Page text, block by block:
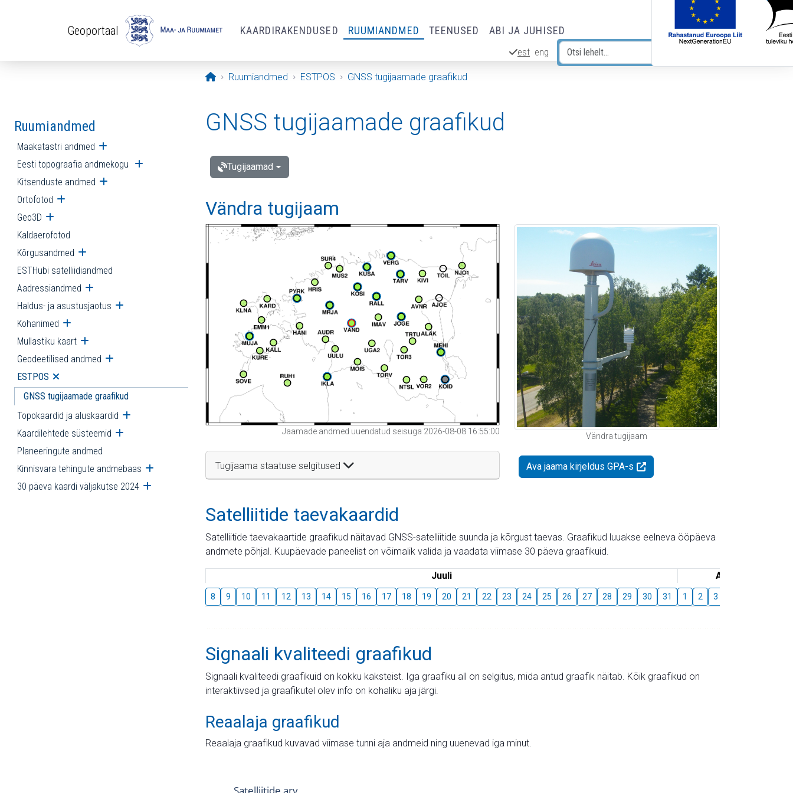
Geoportaal KAARDIRAKENDUSED RUUMIANDMED TEENUSED ABI JA JUHISED
est eng
Avaleht
Ruumiandmed ESTPOS GNSS tugijaamade graafikud
Ruumiandmed
Maakatastri andmed Ava alammenüü
Eesti topograafia andmekogu Ava alammenüü
Kitsenduste andmed Ava alammenüü
Ortofotod Ava alammenüü
Geo3D Ava alammenüü
Kaldaerofotod
Kõrgusandmed Ava alammenüü
ESTHubi satelliidiandmed
Aadressiandmed Ava alammenüü
Haldus- ja asustusjaotus Ava alammenüü
Kohanimed Ava alammenüü
Mullastiku kaart Ava alammenüü
Geodeetilised andmed Ava alammenüü
ESTPOS Ava alammenüü
GNSS tugijaamade graafikud
Topokaardid ja aluskaardid Ava alammenüü
Kaardilehtede süsteemid Ava alammenüü
Planeeringute andmed
Kinnisvara tehingute andmebaas Ava alammenüü
30 päeva kaardi väljakutse 2024 Ava alammenüü
GNSS tugijaamade graafikud
Tugijaamad
Vändra tugijaam
Jaamade andmed uuendatud seisuga 2026-08-08 16:55:00
Tugijaama staatuse selgitused
Vändra tugijaam
Ava jaama kirjeldus GPA-s
Satelliitide taevakaardid
Satelliitide taevakaartide graafikud näitavad GNSS-satelliitide suunda ja kõrgust taevas. Graafikud luuakse eelneva ööpäeva
andmete põhjal. Kuupäevade paneelist on võimalik valida ja vaadata viimase 30 päeva graafikuid.
Juuli August
8 9 10 11 12 13 14 15 16 17 18 19 20 21 22 23 24 25 26 27 28 29 30 31 1 2 3
Signaali kvaliteedi graafikud
Signaali kvaliteedi graafikuid on kokku kaksteist. Iga graafiku all on selgitus, mida antud graafik näitab. Kõik graafikud on
interaktiivsed ja graafikutel olev info on kohaliku aja järgi.
Reaalaja graafikud
Reaalaja graafikud kuvavad viimase tunni aja andmeid ning uuenevad iga minut.